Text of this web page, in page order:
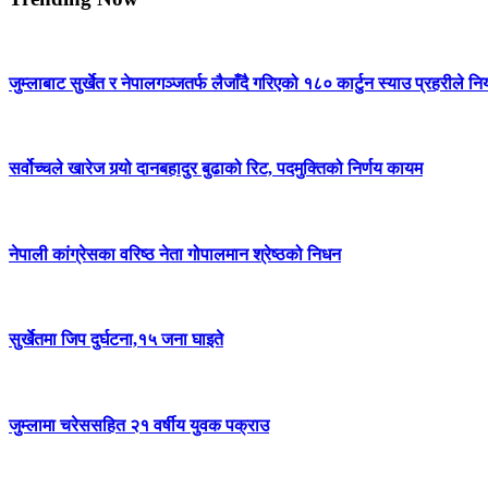
जुम्लाबाट सुर्खेत र नेपालगञ्जतर्फ लैजाँदै गरिएको १८० कार्टुन स्याउ प्रहरीले
सर्वोच्चले खारेज गर्‍यो दानबहादुर बुढाको रिट, पदमुक्तिको निर्णय कायम
नेपाली कांग्रेसका वरिष्ठ नेता गोपालमान श्रेष्ठको निधन
सुर्खेतमा जिप दुर्घटना,१५ जना घाइते
जुम्लामा चरेससहित २१ वर्षीय युवक पक्राउ